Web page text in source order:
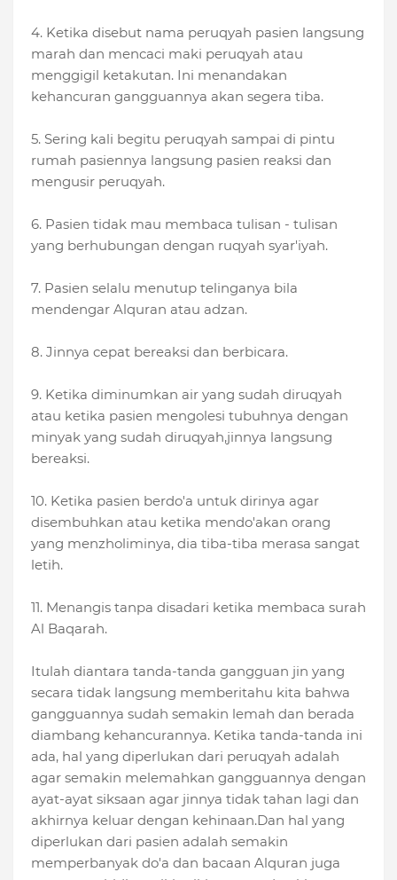
4. Ketika disebut nama peruqyah pasien langsung
marah dan mencaci maki peruqyah atau
menggigil ketakutan. Ini menandakan
kehancuran gangguannya akan segera tiba.
5. Sering kali begitu peruqyah sampai di pintu
rumah pasiennya langsung pasien reaksi dan
mengusir peruqyah.
6. Pasien tidak mau membaca tulisan - tulisan
yang berhubungan dengan ruqyah syar'iyah.
7. Pasien selalu menutup telinganya bila
mendengar Alquran atau adzan.
8. Jinnya cepat bereaksi dan berbicara.
9. Ketika diminumkan air yang sudah diruqyah
atau ketika pasien mengolesi tubuhnya dengan
minyak yang sudah diruqyah,jinnya langsung
bereaksi.
10. Ketika pasien berdo'a untuk dirinya agar
disembuhkan atau ketika mendo'akan orang
yang menzholiminya, dia tiba-tiba merasa sangat
letih.
11. Menangis tanpa disadari ketika membaca surah
Al Baqarah.
Itulah diantara tanda-tanda gangguan jin yang
secara tidak langsung memberitahu kita bahwa
gangguannya sudah semakin lemah dan berada
diambang kehancurannya. Ketika tanda-tanda ini
ada, hal yang diperlukan dari peruqyah adalah
agar semakin melemahkan gangguannya dengan
ayat-ayat siksaan agar jinnya tidak tahan lagi dan
akhirnya keluar dengan kehinaan.Dan hal yang
diperlukan dari pasien adalah semakin
memperbanyak do'a dan bacaan Alquran juga